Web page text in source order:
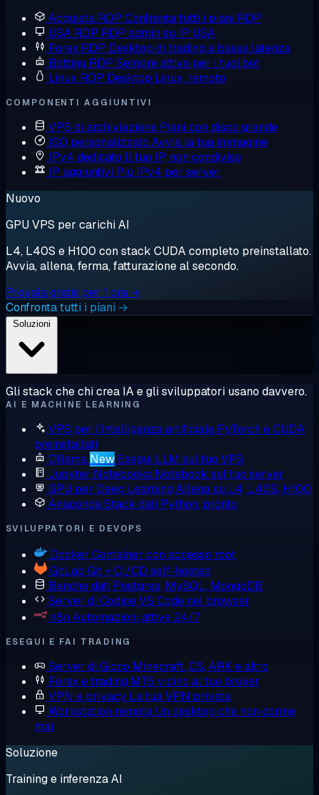
Acquista RDP Confronta tutti i piani RDP
USA RDP RDP admin su IP USA
Forex RDP Desktop di trading a bassa latenza
Botting RDP Sempre attivo per i tuoi bot
Linux RDP Desktop Linux, remoto
COMPONENTI AGGIUNTIVI
VPS di archiviazione Piani con disco grande
ISO personalizzato Avvia la tua immagine
IPv4 dedicato Il tuo IP, non condiviso
IP aggiuntivi Più IPv4 per server
Nuovo
GPU VPS per carichi AI
L4, L40S e H100 con stack CUDA completo preinstallato.
Avvia, allena, ferma, fatturazione al secondo.
Provala gratis per 1 ora →
Confronta tutti i piani →
Gli stack che chi crea IA e gli sviluppatori usano davvero.
AI E MACHINE LEARNING
VPS per l'intelligenza artificiale PyTorch e CUDA
preinstallati
Ollama New Esegui LLM sul tuo VPS
Jupyter Notebooks Notebook sul tuo server
GPU per Deep Learning Allena su L4, L40S, H100
AnacondaStack dati Python, pronto
SVILUPPATORI E DEVOPS
Docker Container con accesso root
GitLab Git + CI/CD self-hosted
Banche dati Postgres, MySQL, MongoDB
Server di CodiceVS Code nel browser
n8n Automazioni attive 24/7
ESEGUI E FAI TRADING
Server di Gioco Minecraft, CS, ARK e altro
Forex e trading MT5 vicino al tuo broker
VPN e privacy La tua VPN privata
Workstation remota Un desktop che non dorme
mai
Soluzione
Training e inferenza AI